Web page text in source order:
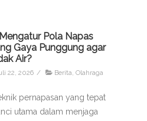
Pola Napas
Gaya Punggung agar
Air?
22, 2026 / Berita, Olahraga
pernapasan yang tepat
utama dalam menjaga